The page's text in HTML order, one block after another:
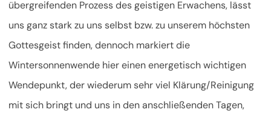
übergreifenden Prozess des geistigen Erwachens, lässt
uns ganz stark zu uns selbst bzw. zu unserem höchsten
Gottesgeist finden, dennoch markiert die
Wintersonnenwende hier einen energetisch wichtigen
Wendepunkt, der wiederum sehr viel Klärung/Reinigung
mit sich bringt und uns in den anschließenden Tagen,